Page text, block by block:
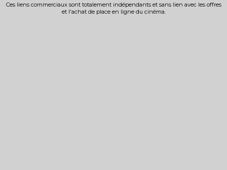
Ces liens commerciaux sont totalement indépendants et sans lien avec les offres
et l'achat de place en ligne du cinéma.